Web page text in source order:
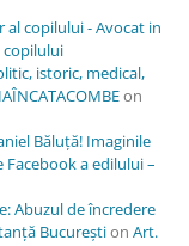
al copilului - Avocat in
copilului
istoric, medical,
on
Băluță! Imaginile
a edilului –
Abuzul de încredere
Bucureștion Art.